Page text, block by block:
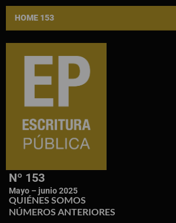
HOME 153
Nº 153
Mayo – junio 2025
QUIÉNES SOMOS
NÚMEROS ANTERIORES